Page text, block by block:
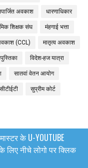
अवकाश धारणाधिकार
शिक्षक संघ मंहगाई भत्ता
(CCL) मातृत्व अवकाश
विदेश-हज यात्रा
सातवां वेतन आयोग
सीटीईटी सुप्रीम कोर्ट
के U-YOUTUBE
लिए नीचे लोगो पर क्लिक